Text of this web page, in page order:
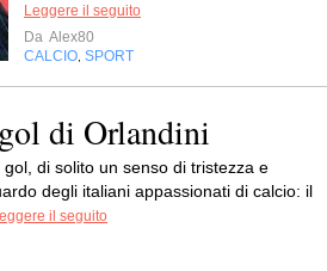
Leggere il seguito
Da Alex80
CALCIO SPORT
di Orlandini
di solito un senso di tristezza e
degli italiani appassionati di calcio: il
il seguito